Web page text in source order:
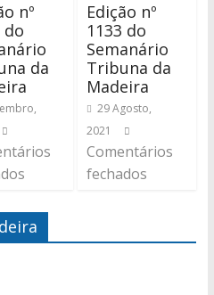
nº
do
da
Edição nº
1133 do
Semanário
Tribuna da
Madeira
29 Agosto,
2021
Comentários
fechados